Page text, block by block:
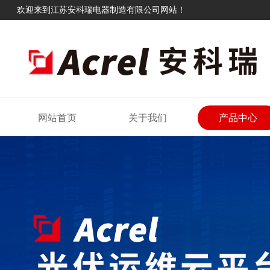
欢迎来到江苏安科瑞电器制造有限公司网站！
网站首页 关于我们 产品中心